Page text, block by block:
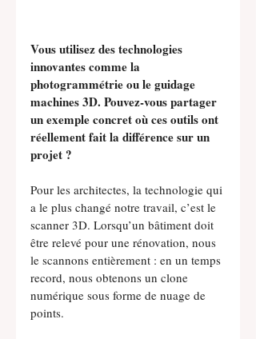
Vous utilisez des technologies
innovantes comme la
photogrammétrie ou le guidage
machines 3D. Pouvez-vous partager
un exemple concret où ces outils ont
réellement fait la différence sur un
projet ?
Pour les architectes, la technologie qui
a le plus changé notre travail, c’est le
scanner 3D. Lorsqu’un bâtiment doit
être relevé pour une rénovation, nous
le scannons entièrement : en un temps
record, nous obtenons un clone
numérique sous forme de nuage de
points.